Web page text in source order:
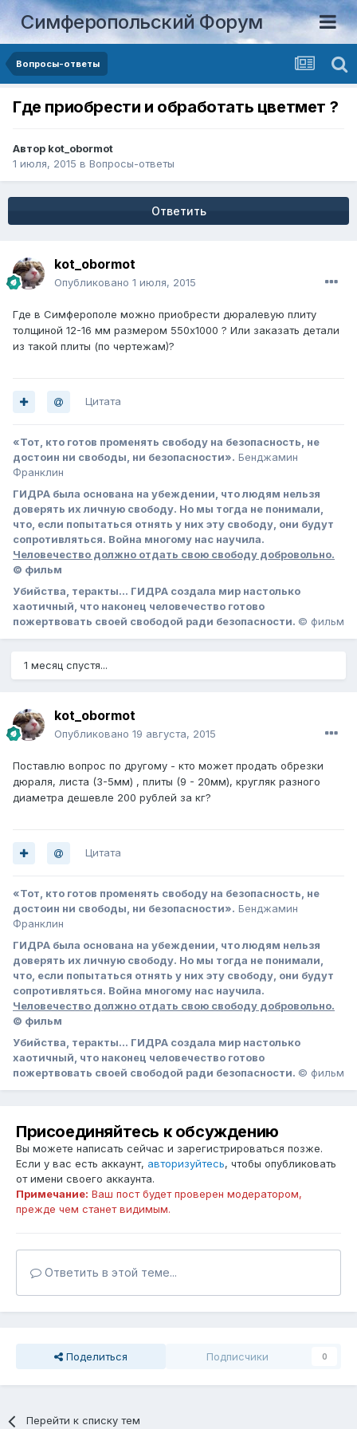
Симферопольский Форум
Вопросы-ответы
Где приобрести и обработать цветмет ?
Автор kot_obormot
1 июля, 2015 в Вопросы-ответы
Ответить
kot_obormot
Опубликовано 1 июля, 2015
Где в Симферополе можно приобрести дюралевую плиту
толщиной 12-16 мм размером 550х1000 ? Или заказать детали
из такой плиты (по чертежам)?
Цитата
«Тот, кто готов променять свободу на безопасность, не
достоин ни свободы, ни безопасности». Бенджамин
Франклин
ГИДРА была основана на убеждении, что людям нельзя
доверять их личную свободу. Но мы тогда не понимали,
что, если попытаться отнять у них эту свободу, они будут
сопротивляться. Война многому нас научила.
Человечество должно отдать свою свободу добровольно.
© фильм
Убийства, теракты… ГИДРА создала мир настолько
хаотичный, что наконец человечество готово
пожертвовать своей свободой ради безопасности. © фильм
1 месяц спустя...
kot_obormot
Опубликовано 19 августа, 2015
Поставлю вопрос по другому - кто может продать обрезки
дюраля, листа (3-5мм) , плиты (9 - 20мм), кругляк разного
диаметра дешевле 200 рублей за кг?
Цитата
«Тот, кто готов променять свободу на безопасность, не
достоин ни свободы, ни безопасности». Бенджамин
Франклин
ГИДРА была основана на убеждении, что людям нельзя
доверять их личную свободу. Но мы тогда не понимали,
что, если попытаться отнять у них эту свободу, они будут
сопротивляться. Война многому нас научила.
Человечество должно отдать свою свободу добровольно.
© фильм
Убийства, теракты… ГИДРА создала мир настолько
хаотичный, что наконец человечество готово
пожертвовать своей свободой ради безопасности. © фильм
Присоединяйтесь к обсуждению
Вы можете написать сейчас и зарегистрироваться позже.
Если у вас есть аккаунт, авторизуйтесь, чтобы опубликовать
от имени своего аккаунта.
Примечание: Ваш пост будет проверен модератором,
прежде чем станет видимым.
Ответить в этой теме...
Поделиться Подписчики 0
Перейти к списку тем